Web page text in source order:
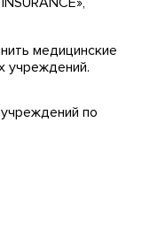
медицинские
учреждений.
по